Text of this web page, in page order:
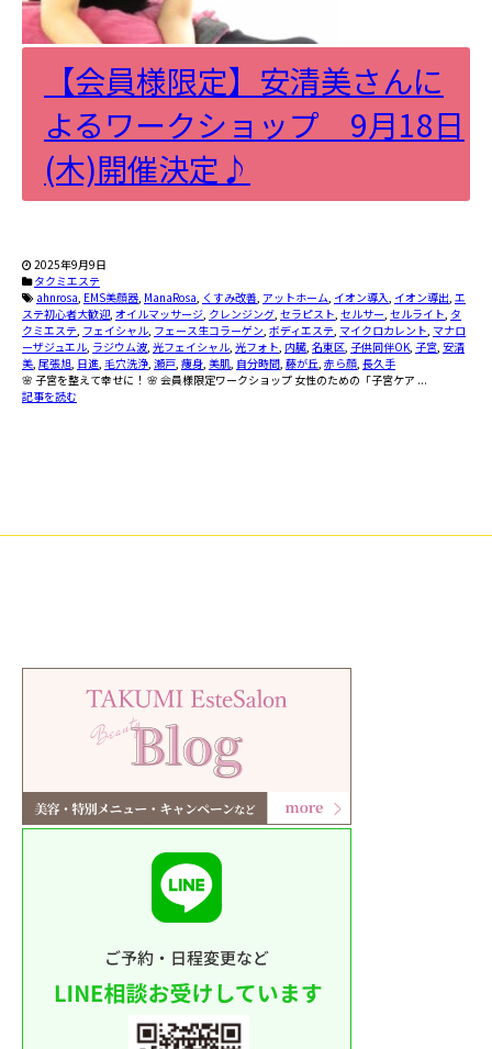
【会員様限定】安清美さんに
よるワークショップ 9月18日
(木)開催決定♪
2025年9月9日
タクミエステ
ahnrosa, EMS美顔器, ManaRosa, くすみ改善, アットホーム, イオン導入, イオン導出, エ
ステ初心者大歓迎, オイルマッサージ, クレンジング, セラピスト, セルサー, セルライト, タ
クミエステ, フェイシャル, フェース生コラーゲン, ボディエステ, マイクロカレント, マナロ
ーザジュエル, ラジウム波, 光フェイシャル, 光フォト, 内臓, 名東区, 子供同伴OK, 子宮, 安清
美, 尾張旭, 日進, 毛穴洗浄, 瀬戸, 痩身, 美肌, 自分時間, 藤が丘, 赤ら顔, 長久手
🌸 子宮を整えて幸せに！ 🌸 会員様限定ワークショップ 女性のための「子宮ケア ...
記事を読む